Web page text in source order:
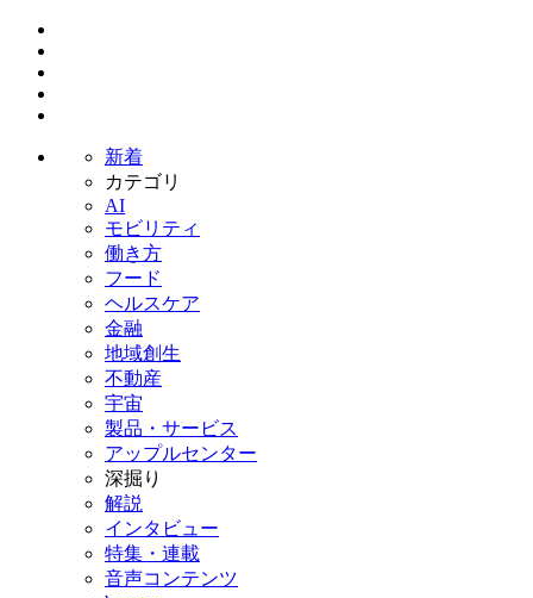
新着
カテゴリ
AI
モビリティ
働き方
フード
ヘルスケア
金融
地域創生
不動産
宇宙
製品・サービス
アップルセンター
深掘り
解説
インタビュー
特集・連載
音声コンテンツ